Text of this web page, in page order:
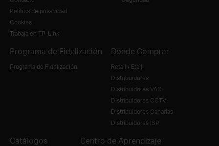
Política de privacidad
Cookies
Trabaja en TP-Link
Programa de Fidelización
Programa de Fidelización
Dónde Comprar
Retail / Etail
Distribuidores
Distribuidores VAD
Distribuidores CCTV
Distribuidores Canarias
Distribuidores ISP
Catálogos Centro de Aprendizaje